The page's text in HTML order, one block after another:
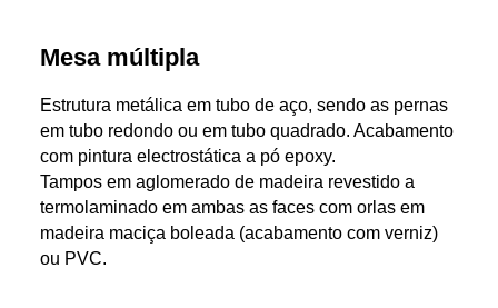
Mesa múltipla
Estrutura metálica em tubo de aço, sendo as pernas
em tubo redondo ou em tubo quadrado. Acabamento
com pintura electrostática a pó epoxy.
Tampos em aglomerado de madeira revestido a
termolaminado em ambas as faces com orlas em
madeira maciça boleada (acabamento com verniz)
ou PVC.